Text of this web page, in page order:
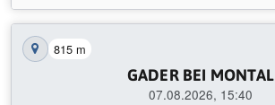
Station auf der Karte anzeigen
815 m
GADER BEI MONTAL
07.08.2026, 15:40